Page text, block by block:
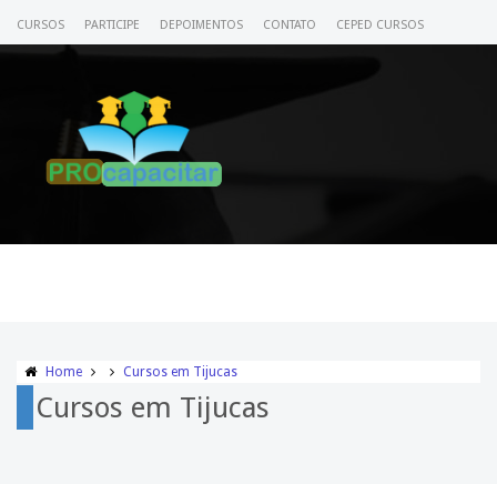
CURSOS PARTICIPE DEPOIMENTOS CONTATO CEPED CURSOS
Home Cursos em Tijucas
Cursos em Tijucas